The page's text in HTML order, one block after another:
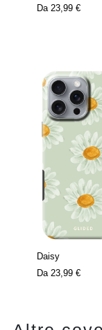
Da 23,99 €
Daisy
Da 23,99 €